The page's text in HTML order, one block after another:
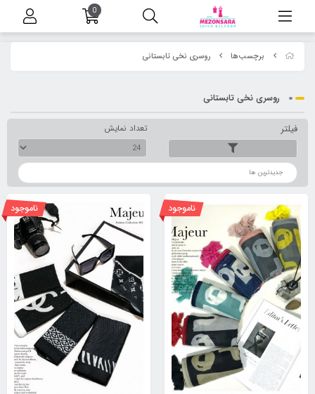
برچسب‌ها روسری نخی تابستانی
روسری نخی تابستانی
فیلتر تعداد نمایش
ترتیب
ناموجود ناموجود
0